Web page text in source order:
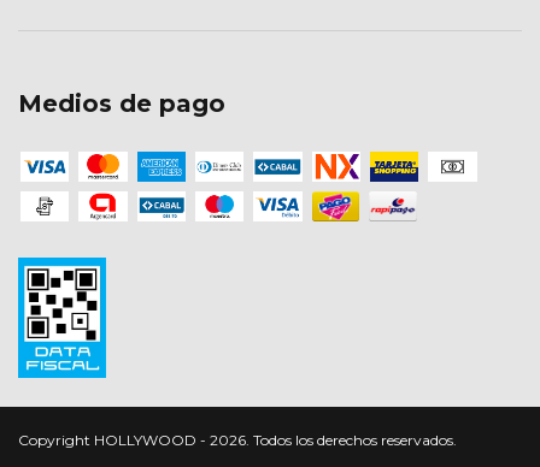
Medios de pago
Copyright HOLLYWOOD - 2026. Todos los derechos reservados.